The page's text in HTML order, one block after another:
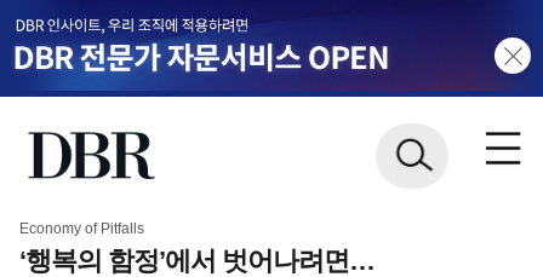
Economy of Pitfalls
‘행복의 함정’에서 벗어나려면…